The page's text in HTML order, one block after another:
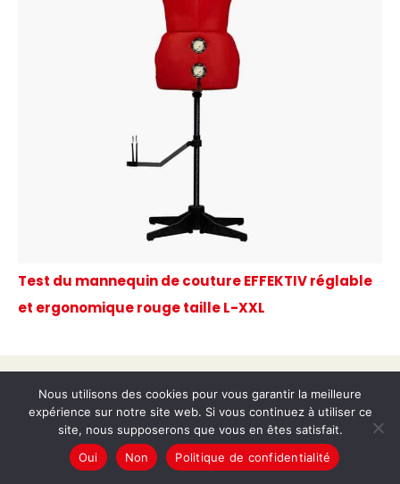
Test du mannequin de couture EFFEKTIV réglable
et ergonomique rouge taille L-XXL
Copyright © 2026 Chez Marie-Lou
A propos
Contact
Plan du site
Nous utilisons des cookies pour vous garantir la meilleure
expérience sur notre site web. Si vous continuez à utiliser ce
site, nous supposerons que vous en êtes satisfait.
Oui
Non Politique de confidentialité